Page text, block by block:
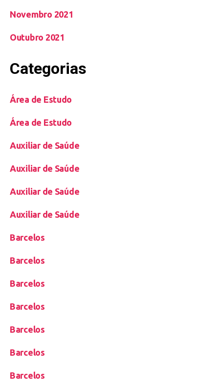
Novembro 2021
Outubro 2021
Categorias
Área de Estudo
Área de Estudo
Auxiliar de Saúde
Auxiliar de Saúde
Auxiliar de Saúde
Auxiliar de Saúde
Barcelos
Barcelos
Barcelos
Barcelos
Barcelos
Barcelos
Barcelos